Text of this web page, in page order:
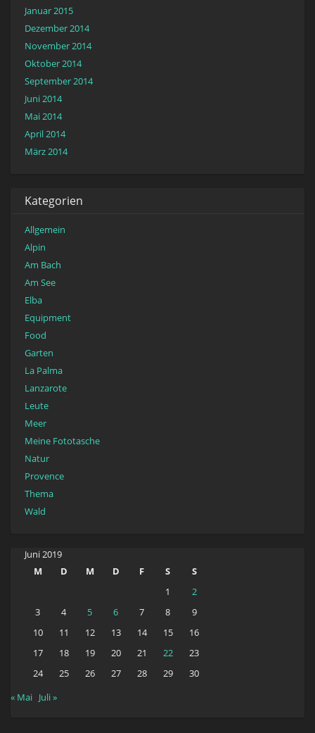
Januar 2015
Dezember 2014
November 2014
Oktober 2014
September 2014
Juni 2014
Mai 2014
April 2014
März 2014
Kategorien
Allgemein
Alpin
Am Bach
Am See
Elba
Equipment
Food
Garten
La Palma
Lanzarote
Leute
Meer
Meine Fototasche
Natur
Provence
Thema
Wald
Juni 2019
M
D M D F S
S
1
2
3
4 5 6 7 8
9
10
11 12 13 14 15
16
17
18 19 20 21 22
23
24
25 26 27 28 29
30
« Mai Juli »